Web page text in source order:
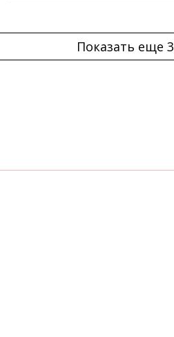
Показать еще 3